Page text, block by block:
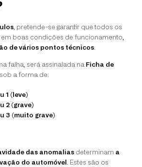
, pretende-se garantir que todos os
boas condições de funcionamento,
de vários pontos técnicos.
falha, será assinalada na Ficha de
sob a forma de:
1 (leve)
2 (grave)
3 (muito grave)
das anomalias determinam a
do automóvel . Estes são os